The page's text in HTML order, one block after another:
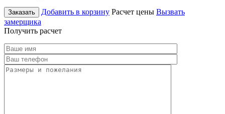
Заказать Добавить в корзину Расчет цены Вызвать
замерщика
Получить расчет